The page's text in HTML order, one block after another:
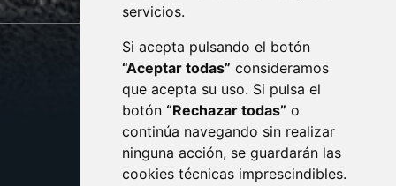
servicios.
Si acepta pulsando el botón
“Aceptar todas” consideramos
que acepta su uso. Si pulsa el
botón “Rechazar todas” o
continúa navegando sin realizar
ninguna acción, se guardarán las
cookies técnicas imprescindibles.
CONTACTO
AVISO LEGAL
PROTECCIÓN DE DATOS
POLÍTICA DE COOKIES
ACCESIBILIDAD
ENLACE EXTERNO AL